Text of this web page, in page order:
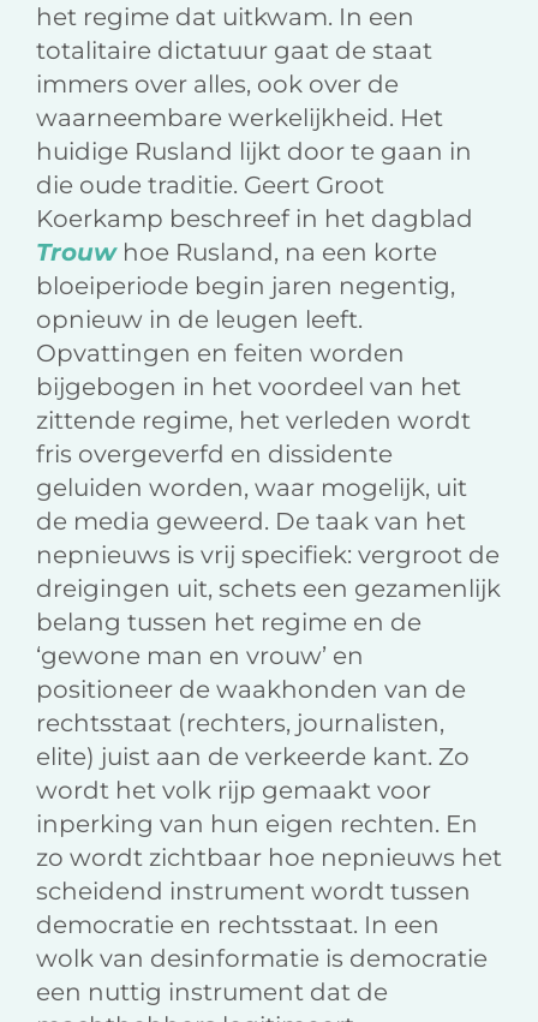
het regime dat uitkwam. In een
totalitaire dictatuur gaat de staat
immers over alles, ook over de
waarneembare werkelijkheid. Het
huidige Rusland lijkt door te gaan in
die oude traditie. Geert Groot
Koerkamp beschreef in het dagblad
Trouwhoe Rusland, na een korte
bloeiperiode begin jaren negentig,
opnieuw in de leugen leeft.
Opvattingen en feiten worden
bijgebogen in het voordeel van het
zittende regime, het verleden wordt
fris overgeverfd en dissidente
geluiden worden, waar mogelijk, uit
de media geweerd. De taak van het
nepnieuws is vrij specifiek: vergroot de
dreigingen uit, schets een gezamenlijk
belang tussen het regime en de
‘gewone man en vrouw’ en
positioneer de waakhonden van de
rechtsstaat (rechters, journalisten,
elite) juist aan de verkeerde kant. Zo
wordt het volk rijp gemaakt voor
inperking van hun eigen rechten. En
zo wordt zichtbaar hoe nepnieuws het
scheidend instrument wordt tussen
democratie en rechtsstaat. In een
wolk van desinformatie is democratie
een nuttig instrument dat de